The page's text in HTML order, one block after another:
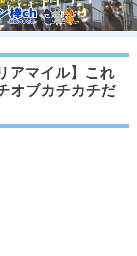
アマイル】これ
オブカチカチだ